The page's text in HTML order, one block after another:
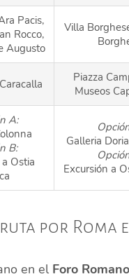
Pacis,
Rocco,
Augusto
Villa
Piazza
Museos
A:
B:
Ostia
Galleria
Excursión a
por Roma
en el Foro Romano